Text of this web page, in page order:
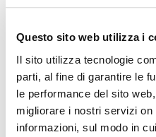
Questo sito web utilizza i
Il sito utilizza tecnologie
parti, al fine di garantire le
le performance del sito
migliorare i nostri servizi
informazioni, sul modo in
12